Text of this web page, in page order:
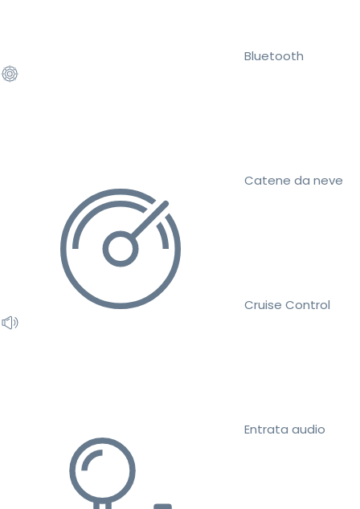
Bluetooth
Catene da neve
Cruise Control
Entrata audio